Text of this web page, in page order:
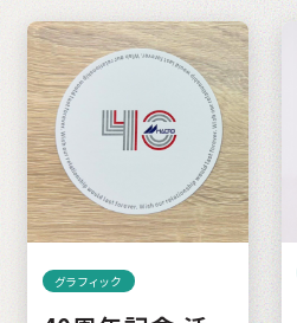
グラフィック